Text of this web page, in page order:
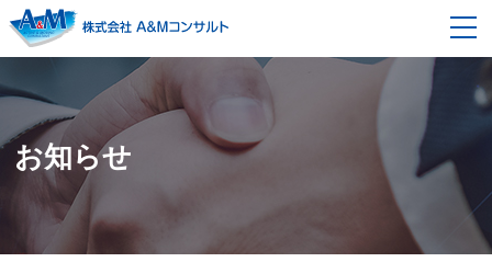
事業内容
経営コンサルティング
企画開発改革コンサルティング
モノ造り改革コンサルティング
契約の流れ
セミナー情報
お知らせ